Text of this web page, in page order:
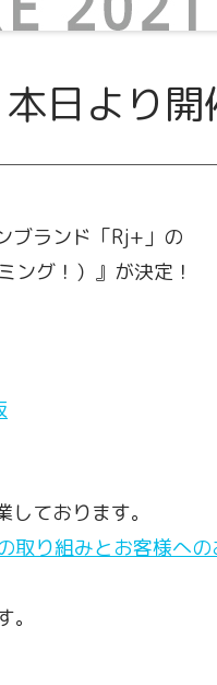
本日より
ブランド「Rj+」の
ング！）』が決定！
ております。
取り組みとお客様へ